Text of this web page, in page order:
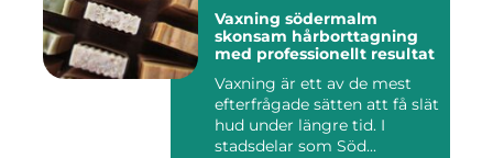
Vaxning södermalm
skonsam hårborttagning
med professionellt resultat
Vaxning är ett av de mest
efterfrågade sätten att få slät
hud under längre tid. I
stadsdelar som Söd...